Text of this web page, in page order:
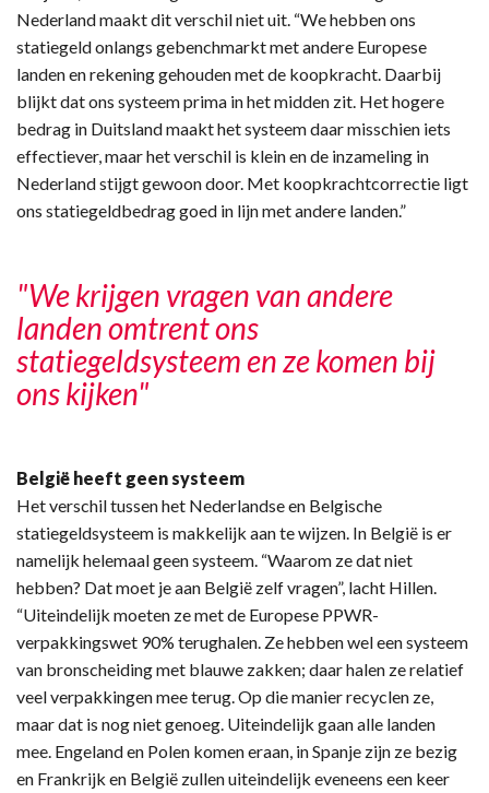
Nederland maakt dit verschil niet uit. “We hebben ons
statiegeld onlangs gebenchmarkt met andere Europese
landen en rekening gehouden met de koopkracht. Daarbij
blijkt dat ons systeem prima in het midden zit. Het hogere
bedrag in Duitsland maakt het systeem daar misschien iets
effectiever, maar het verschil is klein en de inzameling in
Nederland stijgt gewoon door. Met koopkrachtcorrectie ligt
ons statiegeldbedrag goed in lijn met andere landen.”
"We krijgen vragen van andere
landen omtrent ons
statiegeldsysteem en ze komen bij
ons kijken"
België heeft geen systeem
Het verschil tussen het Nederlandse en Belgische
statiegeldsysteem is makkelijk aan te wijzen. In België is er
namelijk helemaal geen systeem. “Waarom ze dat niet
hebben? Dat moet je aan België zelf vragen”, lacht Hillen.
“Uiteindelijk moeten ze met de Europese PPWR-
verpakkingswet 90% terughalen. Ze hebben wel een systeem
van bronscheiding met blauwe zakken; daar halen ze relatief
veel verpakkingen mee terug. Op die manier recyclen ze,
maar dat is nog niet genoeg. Uiteindelijk gaan alle landen
mee. Engeland en Polen komen eraan, in Spanje zijn ze bezig
en Frankrijk en België zullen uiteindelijk eveneens een keer